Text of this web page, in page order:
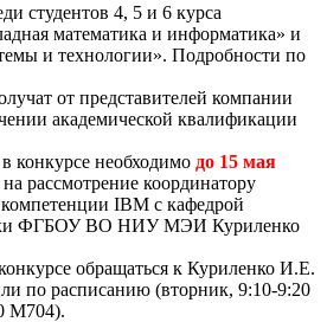
студентов 4, 5 и 6 курса
математика и информатика» и
и технологии». Подробности по
от представителей компании
академической квалификации
конкурсе необходимо до 15 мая
рассмотрение координатору
IBM с кафедрой
ФГБОУ ВО НИУ МЭИ Куриленко
обращаться к Куриленко И.Е.
по расписанию (вторник, 9:10-9:20
М704).